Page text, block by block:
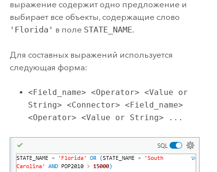
выражение содержит одно предложение и
выбирает все объекты, содержащие слово
'Florida' в поле STATE_NAME.
Для составных выражений используется
следующая форма:
<Field_name> <Operator> <Value or
String> <Connector> <Field_name>
<Operator> <Value or String> ...